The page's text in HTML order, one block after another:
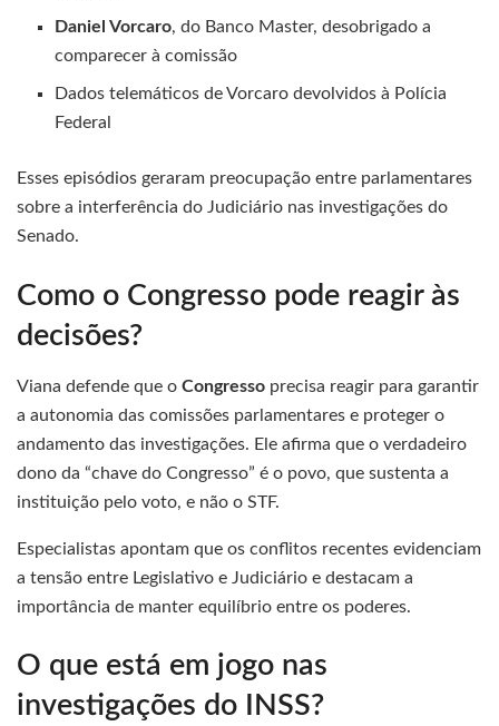
Daniel Vorcaro, do Banco Master, desobrigado a
comparecer à comissão
Dados telemáticos de Vorcaro devolvidos à Polícia
Federal
Esses episódios geraram preocupação entre parlamentares
sobre a interferência do Judiciário nas investigações do
Senado.
Como o Congresso pode reagir às
decisões?
Viana defende que o Congresso precisa reagir para garantir
a autonomia das comissões parlamentares e proteger o
andamento das investigações. Ele afirma que o verdadeiro
dono da “chave do Congresso” é o povo, que sustenta a
instituição pelo voto, e não o STF.
Especialistas apontam que os conflitos recentes evidenciam
a tensão entre Legislativo e Judiciário e destacam a
importância de manter equilíbrio entre os poderes.
O que está em jogo nas
investigações do INSS?